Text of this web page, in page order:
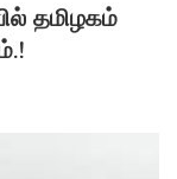
தமிழகம்